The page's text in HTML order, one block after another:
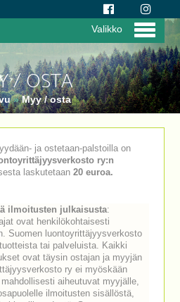
/ OSTA
»Myy / osta
Valikko
ja ostetaan-palstoilla on
ry:n
laskutetaan 20 euroa.
ilmoitusten julkaisusta:
ovat henkilökohtaisesti
Suomen luontoyrittäjyysverkosto
tai palveluista. Kaikki
ovat täysin ostajan ja myyjän
ry ei myöskään
aiheutuvat myyjälle,
ilmoitusten sisällöstä,